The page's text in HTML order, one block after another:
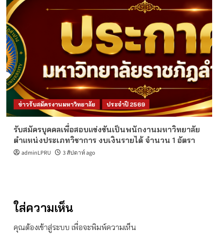
ข่าวรับสมัครงานมหาวิทยาลัย ประจำปี 2569
รับสมัครบุคคลเพื่อสอบแข่งขันเป็นพนักงานมหาวิทยาลัย
ตำแหน่งประเภทวิชาการ งบเงินรายได้ จำนวน 1 อัตรา
adminLPRU 3 สัปดาห์ ago
ใส่ความเห็น
คุณต้องเข้าสู่ระบบ เพื่อจะพิมพ์ความเห็น